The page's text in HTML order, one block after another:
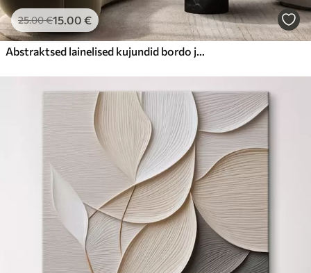
25.00€15.00 €
Abstraktsed lainelised kujundid bordo ja kreemika toonides, kihilised tekstuurid